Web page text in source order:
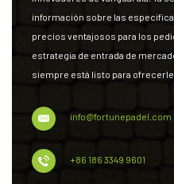
información sobre las
precios ventajosos para los
estrategia de entrada de
siempre está listo para
info@fortunepadel.com
+86 186 3349 9601